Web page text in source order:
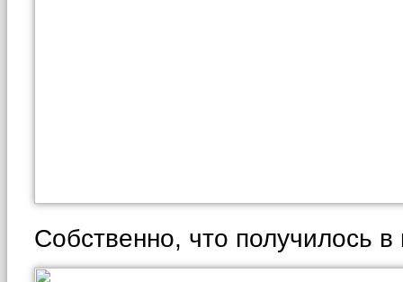
Собственно, что получилось в